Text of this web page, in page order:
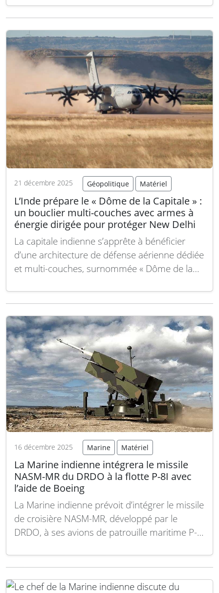
d’observation et la réaction rapide face aux
stratégique. Le déploiement d’un avion
AWACS – un avion de…Lire la suite
21 décembre 2025 Géopolitique Matériel
L’Inde prépare le « Dôme de la Capitale » :
un bouclier multi-couches avec armes à
énergie dirigée pour protéger New Delhi
La capitale indienne s’apprête à bénéficier
d’une architecture de défense aérienne dédiée
et multi-couches, surnommée « Dôme de la
un large éventail de menaces aériennes, qu’il
dispositif est conçu pour offrir une protection
permanente…Lire la suite
16 décembre 2025 Marine Matériel
La Marine indienne intégrera le missile
NASM-MR du DRDO à la flotte P-8I avec
l’aide de Boeing
La Marine indienne prévoit d’intégrer le missile
de croisière NASM-MR, développé par le
DRDO, à ses avions de patrouille maritime P-
Boeing. Cette modernisation vise à renforcer
projection de puissance de l’Inde dans la